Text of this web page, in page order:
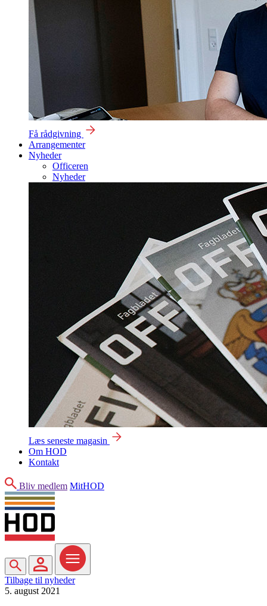
Få rådgivning
Arrangementer
Nyheder
Officeren
Nyheder
Læs seneste magasin
Om HOD
Kontakt
Søg
Bliv medlem MitHOD
Søg MitHOD Menu
Tilbage til nyheder
5. august 2021